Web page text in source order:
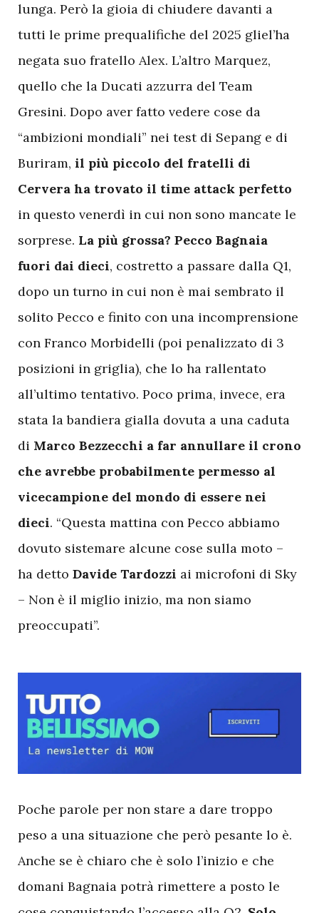
lunga. Però la gioia di chiudere davanti a
tutti le prime prequalifiche del 2025 gliel’ha
negata suo fratello Alex. L’altro Marquez,
quello che la Ducati azzurra del Team
Gresini. Dopo aver fatto vedere cose da
“ambizioni mondiali” nei test di Sepang e di
Buriram, il più piccolo del fratelli di
Cervera ha trovato il time attack perfetto
in questo venerdì in cui non sono mancate le
sorprese. La più grossa? Pecco Bagnaia
fuori dai dieci, costretto a passare dalla Q1,
dopo un turno in cui non è mai sembrato il
solito Pecco e finito con una incomprensione
con Franco Morbidelli (poi penalizzato di 3
posizioni in griglia), che lo ha rallentato
all’ultimo tentativo. Poco prima, invece, era
stata la bandiera gialla dovuta a una caduta
di Marco Bezzecchi a far annullare il crono
che avrebbe probabilmente permesso al
vicecampione del mondo di essere nei
dieci. “Questa mattina con Pecco abbiamo
dovuto sistemare alcune cose sulla moto –
ha detto Davide Tardozzi ai microfoni di Sky
– Non è il miglio inizio, ma non siamo
preoccupati”.
Poche parole per non stare a dare troppo
peso a una situazione che però pesante lo è.
Anche se è chiaro che è solo l’inizio e che
domani Bagnaia potrà rimettere a posto le